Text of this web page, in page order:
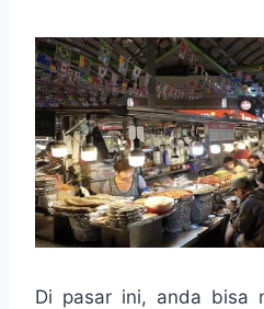
Di pasar ini, anda bisa